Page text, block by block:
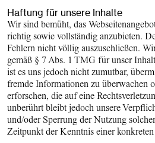
Haftung für unsere Inhalte
Wir sind bemüht, das
richtig sowie vollständig anzubieten.
Fehlern nicht völlig auszuschließen.
gemäß § 7 Abs. 1 TMG für unser
ist es uns jedoch nicht zumutbar,
fremde Informationen zu überwachen
erforschen, die auf eine
unberührt bleibt jedoch unsere
und/oder Sperrung der Nutzung
Zeitpunkt der Kenntnis einer